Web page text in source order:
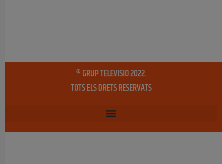
® GRUP TELEVISIO 2022.
TOTS ELS DRETS RESERVATS